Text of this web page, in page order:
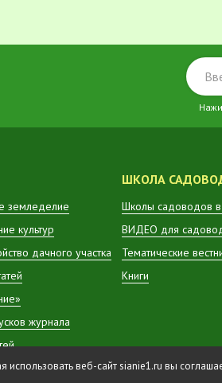
земледелие
культур
дачного участка
журнала
ШКОЛА
Школы садоводов в
ВИДЕО для
Тематические
Книги
использовать веб-сайт sianie1.ru вы